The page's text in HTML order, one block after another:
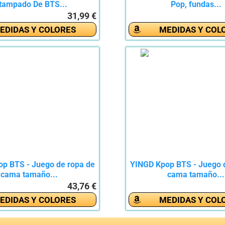
De BTS...
31,99 €
Y COLORES
Pop, fundas...
MEDIDAS Y
BTS - Juego de ropa de
cama tamaño...
43,76 €
Y COLORES
YINGD Kpop BTS - Juego
cama tamaño...
MEDIDAS Y